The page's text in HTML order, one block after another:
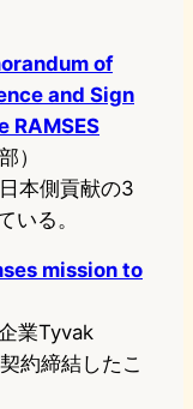
of
and Sign
RAMSES
）
本側貢献の3
いる。
mission to
業Tyvak
約締結したこ